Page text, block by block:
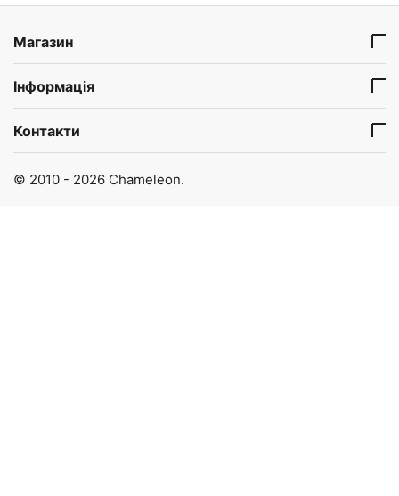
Магазин
Інформація
Контакти
© 2010 - 2026 Chameleon.